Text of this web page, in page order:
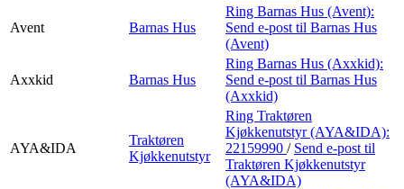
Avent Barnas Hus
Ring Barnas Hus (Avent):
Send e-post til Barnas Hus
(Avent)
Axxkid Barnas Hus
Ring Barnas Hus (Axxkid):
Send e-post til Barnas Hus
(Axxkid)
AYA&IDA
Traktøren
Kjøkkenutstyr
Ring Traktøren
Kjøkkenutstyr (AYA&IDA):
22159990 / Send e-post til
Traktøren Kjøkkenutstyr
(AYA&IDA)